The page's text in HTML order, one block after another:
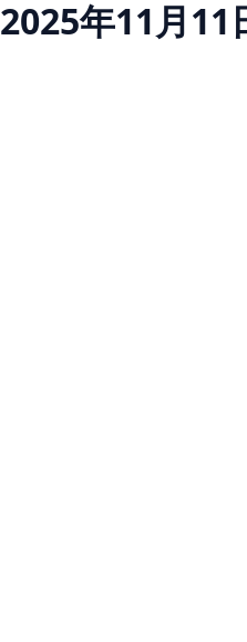
2025年11月11